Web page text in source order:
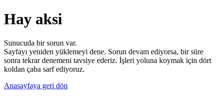
Hay aksi
Sunucuda bir sorun var.
Sayfayı yeniden yüklemeyi dene. Sorun devam ediyorsa, bir süre
sonra tekrar denemeni tavsiye ederiz. İşleri yoluna koymak için dört
koldan çaba sarf ediyoruz.
Anasayfaya geri dön